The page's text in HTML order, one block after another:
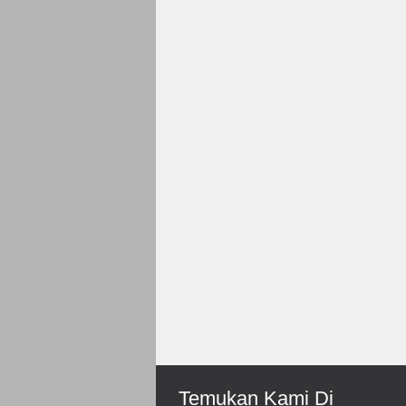
Temukan Kami Di